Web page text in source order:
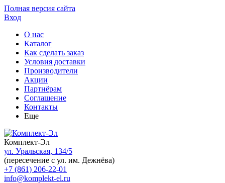
Полная версия сайта
Вход
О нас
Каталог
Как сделать заказ
Условия доставки
Производители
Акции
Партнёрам
Соглашение
Контакты
Еще
Комплект-Эл
ул. Уральская, 134/5
(пересечение с ул. им. Дежнёва)
+7 (861) 206-22-01
info@komplekt-el.ru